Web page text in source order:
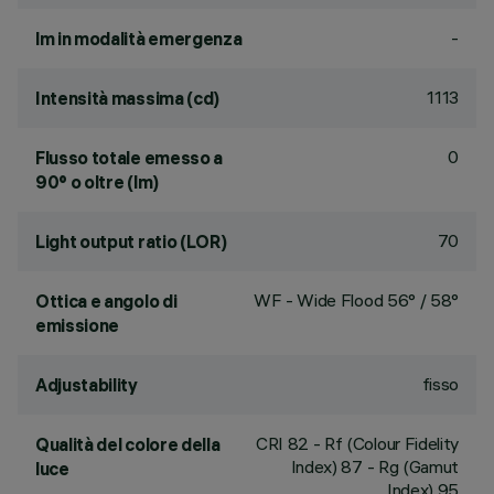
lm in modalità emergenza -
Intensità massima (cd) 1113
Flusso totale emesso a
90° o oltre (lm)
0
Light output ratio (LOR) 70
Ottica e angolo di
emissione
WF - Wide Flood 56° / 58°
Adjustability fisso
Qualità del colore della
luce
CRI 82 - Rf (Colour Fidelity
Index) 87 - Rg (Gamut
Index) 95